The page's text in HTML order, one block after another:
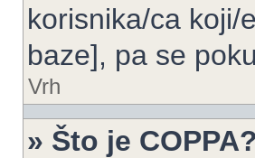
korisnika/ca koji/
baze], pa se
Vrh
» Što je COPPA?